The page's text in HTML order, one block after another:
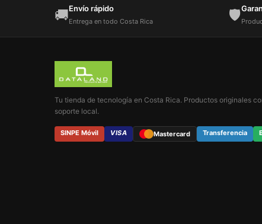
🚚Envío rápido
Entrega en todo Costa Rica 🛡️
Tu tienda de tecnología en Costa Rica. Productos originales
soporte local.
SINPE Móvil VISA Mastercard Transferencia